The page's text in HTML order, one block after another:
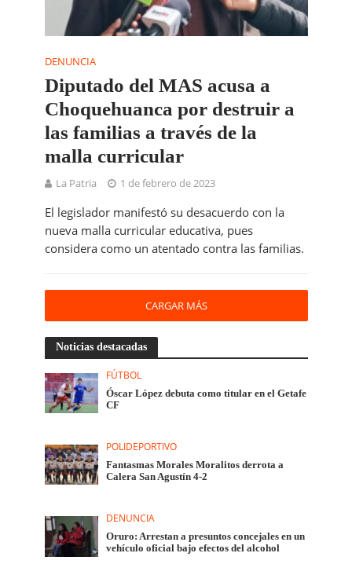
DENUNCIA
Diputado del MAS acusa a
Choquehuanca por destruir a
las familias a través de la
malla curricular
La Patria 1 de febrero de 2023
El legislador manifestó su desacuerdo con la
nueva malla curricular educativa, pues
considera como un atentado contra las familias.
CARGAR MÁS
Noticias destacadas
FÚTBOL
Óscar López debuta como titular en el Getafe
CF
POLIDEPORTIVO
Fantasmas Morales Moralitos derrota a
Calera San Agustín 4-2
DENUNCIA
Oruro: Arrestan a presuntos concejales en un
vehículo oficial bajo efectos del alcohol